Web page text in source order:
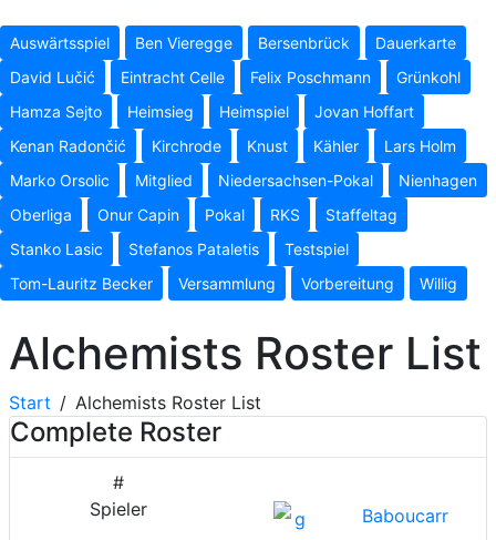
Auswärtsspiel Ben Vieregge Bersenbrück
Dauerkarte
David Lučić
Eintracht Celle Felix Poschmann
Grünkohl
Hamza Sejto
Heimsieg Heimspiel
Jovan Hoffart
Kenan Radončić
Kirchrode Knust Kähler
Lars Holm
Marko Orsolic
Mitglied Niedersachsen-Pokal
Nienhagen
Oberliga
Onur Capin Pokal RKS
Staffeltag
Stanko Lasic
Stefanos Pataletis
Testspiel
Tom-Lauritz Becker
Versammlung Vorbereitung Willig
Alchemists Roster List
Start Alchemists Roster List
Complete Roster
Baboucarr